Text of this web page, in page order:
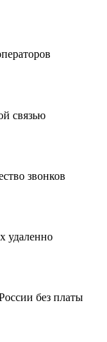
связью
звонков
удаленно
без платы